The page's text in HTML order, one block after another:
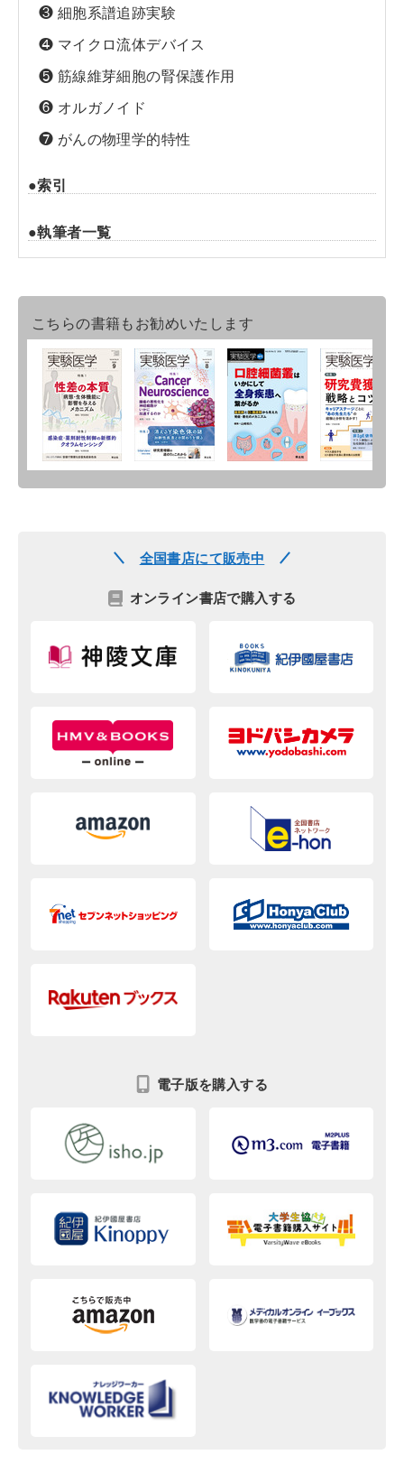
❸ 細胞系譜追跡実験
❹ マイクロ流体デバイス
❺ 筋線維芽細胞の腎保護作用
❻ オルガノイド
❼ がんの物理学的特性
●索引
●執筆者一覧
こちらの書籍もお勧めいたします
全国書店にて販売中
オンライン書店で購入する
電子版を購入する